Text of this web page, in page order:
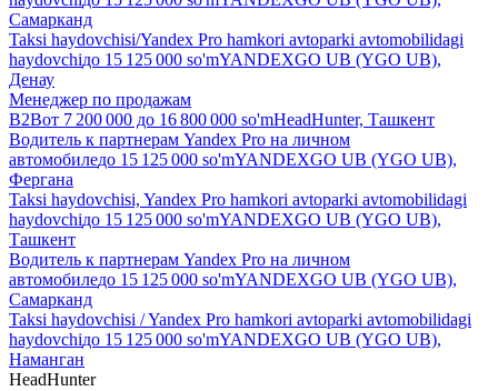
Самарканд
Taksi haydovchisi/Yandex Pro hamkori avtoparki avtomobilidagi
haydovchiдо 15 125 000 so'mYANDEXGO UB (YGO UB),
Денау
Менеджер по продажам
B2Bот 7 200 000 до 16 800 000 so'mHeadHunter, Ташкент
Водитель к партнерам Yandex Pro на личном
автомобиледо 15 125 000 so'mYANDEXGO UB (YGO UB),
Фергана
Taksi haydovchisi, Yandex Pro hamkori avtoparki avtomobilidagi
haydovchiдо 15 125 000 so'mYANDEXGO UB (YGO UB),
Ташкент
Водитель к партнерам Yandex Pro на личном
автомобиледо 15 125 000 so'mYANDEXGO UB (YGO UB),
Самарканд
Taksi haydovchisi / Yandex Pro hamkori avtoparki avtomobilidagi
haydovchiдо 15 125 000 so'mYANDEXGO UB (YGO UB),
Наманган
HeadHunter